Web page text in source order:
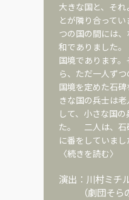
大きな国と、そ
とが隣り合って
つの国の間には
和でありました
国境であります
ら、ただ一人ずつ
国境を定めた石
きな国の兵士は
して、小さな国
た。 二人は、石
に番をしていま
〈続きを読む〉
演出： 川村ミチ
（劇団そら